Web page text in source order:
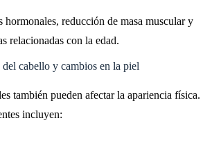
hormonales, reducción de masa muscular y
relacionadas con la edad.
del cabello y cambios en la piel
también pueden afectar la apariencia física.
incluyen: